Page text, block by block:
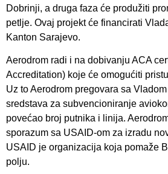
Dobrinji, a druga faza će produžiti
petlje. Ovaj projekt će financirati
Kanton Sarajevo.
Aerodrom radi i na dobivanju ACA
Accreditation) koje će omogućiti
Uz to Aerodrom pregovara sa
sredstava za subvencioniranje
povećao broj putnika i linija.
sporazum sa USAID-om za izradu
USAID je organizacija koja pomaže
polju.